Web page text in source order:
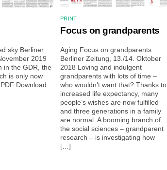
sky Berliner
2019
in the GDR, the
is only now
Download
PRINT
Focus on grandparents
Aging Focus on grandparents
Berliner Zeitung, 13./14. Oktober
2018 Loving and indulgent
grandparents with lots of time –
who wouldn’t want that? Thanks to
increased life expectancy, many
people’s wishes are now fulfilled
and three generations in a family
are normal. A booming branch of
the social sciences – grandparent
research – is investigating how
[…]